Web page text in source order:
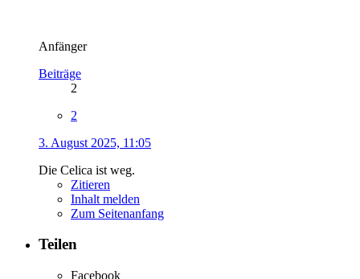
Anfänger
Beiträge
2
2
3. August 2025, 11:05
Die Celica ist weg.
Zitieren
Inhalt melden
Zum Seitenanfang
Teilen
Facebook